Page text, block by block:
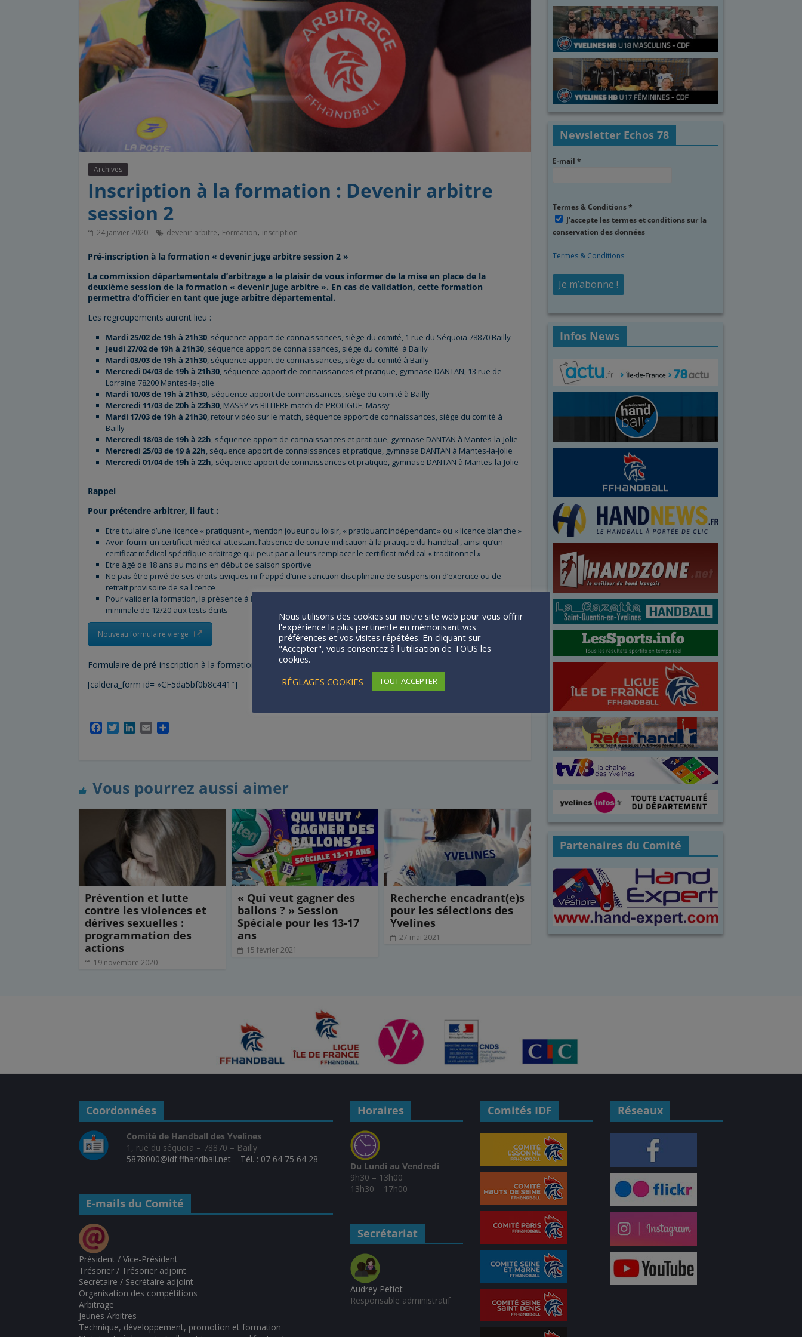
Archives
Inscription à la formation : Devenir arbitre
session 2
24 janvier 2020 devenir arbitre, Formation, inscription
Pré-inscription à la formation « devenir juge arbitre session 2 »
La commission départementale d’arbitrage a le plaisir de vous informer de la mise en place de la
deuxième session de la formation « devenir juge arbitre ». En cas de validation, cette formation
permettra d’officier en tant que juge arbitre départemental.
Les regroupements auront lieu :
Mardi 25/02 de 19h à 21h30, séquence apport de connaissances, siège du comité, 1 rue du Séquoia 78870 Bailly
Jeudi 27/02 de 19h à 21h30, séquence apport de connaissances, siège du comité à Bailly
Mardi 03/03 de 19h à 21h30, séquence apport de connaissances, siège du comité à Bailly
Mercredi 04/03 de 19h à 21h30, séquence apport de connaissances et pratique, gymnase DANTAN, 13 rue de
Lorraine 78200 Mantes-la-Jolie
Mardi 10/03 de 19h à 21h30, séquence apport de connaissances, siège du comité à Bailly
Mercredi 11/03 de 20h à 22h30, MASSY vs BILLIERE match de PROLIGUE, Massy
Mardi 17/03 de 19h à 21h30, retour vidéo sur le match, séquence apport de connaissances, siège du comité à
Bailly
Mercredi 18/03 de 19h à 22h, séquence apport de connaissances et pratique, gymnase DANTAN à Mantes-la-Jolie
Mercredi 25/03 de 19 à 22h, séquence apport de connaissances et pratique, gymnase DANTAN à Mantes-la-Jolie
Mercredi 01/04 de 19h à 22h, séquence apport de connaissances et pratique, gymnase DANTAN à Mantes-la-Jolie
Rappel
Pour prétendre arbitrer, il faut :
Etre titulaire d’une licence « pratiquant », mention joueur ou loisir, « pratiquant indépendant » ou « licence blanche »
Avoir fourni un certificat médical attestant l’absence de contre-indication à la pratique du handball, ainsi qu’un
certificat médical spécifique arbitrage qui peut par ailleurs remplacer le certificat médical « traditionnel »
Etre âgé de 18 ans au moins en début de saison sportive
Ne pas être privé de ses droits civiques ni frappé d’une sanction disciplinaire de suspension d’exercice ou de
retrait provisoire de sa licence
Pour valider la formation, la présence à l’ensemble des séquences est obligatoire et il faut obtenir une note
minimale de 12/20 aux tests écrits
Nouveau formulaire vierge
Formulaire de pré-inscription à la formation :
[caldera_form id= »CF5da5bf0b8c441″]
o
k
T
e
d
I
n
E
g
r
Vous pourrez aussi aimer
Prévention et lutte
contre les violences et
dérives sexuelles :
programmation des
actions
19 novembre 2020
« Qui veut gagner des
ballons ? » Session
Spéciale pour les 13-17
ans
15 février 2021
Recherche encadrant(e)s
pour les sélections des
Yvelines
27 mai 2021
Newsletter Echos 78
E-mail*
Termes & Conditions*
J'accepte les termes et conditions sur la
conservation des données
Termes & Conditions
Infos News
Partenaires du Comité
Coordonnées
Comité de Handball des Yvelines
1, rue du séquoïa – 78870 – Bailly
5878000@idf.ffhandball.net – Tél. : 07 64 75 64 28
E-mails du Comité
Président / Vice-Président
Trésorier / Trésorier adjoint
Secrétaire / Secrétaire adjoint
Organisation des compétitions
Arbitrage
Jeunes Arbitres
Technique, développement, promotion et formation
Horaires
Du Lundi au Vendredi
9h30 – 13h00
13h30 – 17h00
Secrétariat
Audrey Petiot
Responsable administratif
Comités IDF Réseaux
Nous utilisons des cookies sur notre site web pour vous offrir
l'expérience la plus pertinente en mémorisant vos
préférences et vos visites répétées. En cliquant sur
"Accepter", vous consentez à l'utilisation de TOUS les
cookies.
RÉGLAGES COOKIES
TOUT ACCEPTER